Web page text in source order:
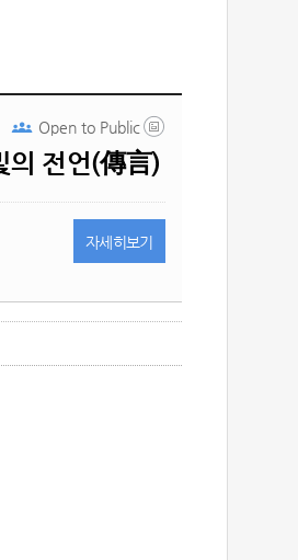
의 전언(傳言)
Open to Public
자세히 보기